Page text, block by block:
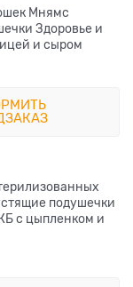
Мнямс
Здоровье и
и сыром
подушечки
с цыпленком и